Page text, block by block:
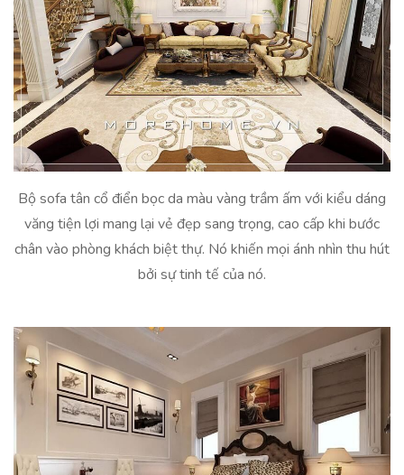
Bộ sofa tân cổ điển bọc da màu vàng trầm ấm với kiểu dáng
văng tiện lợi mang lại vẻ đẹp sang trọng, cao cấp khi bước
chân vào phòng khách biệt thự. Nó khiến mọi ánh nhìn thu hút
bởi sự tinh tế của nó.